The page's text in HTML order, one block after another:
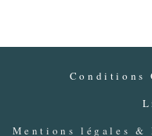
Conditions
Mentions légales